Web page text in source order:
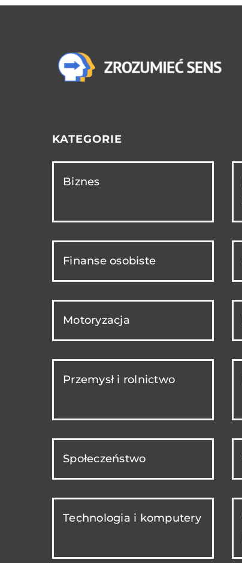
KATEGORIE
Biznes
Finanse osobiste
Motoryzacja
Przemysł i rolnictwo
Społeczeństwo
Technologia i komputery